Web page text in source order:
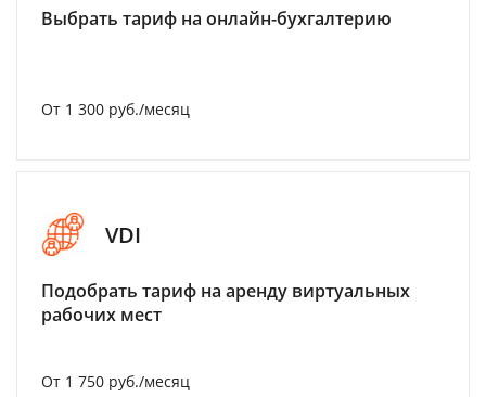
Выбрать тариф на онлайн-бухгалтерию
От 1 300 руб./месяц
VDI
Подобрать тариф на аренду виртуальных
рабочих мест
От 1 750 руб./месяц